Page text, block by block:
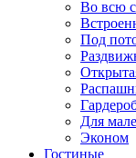
Во всю
Под
Для
Эконом
Гостиные